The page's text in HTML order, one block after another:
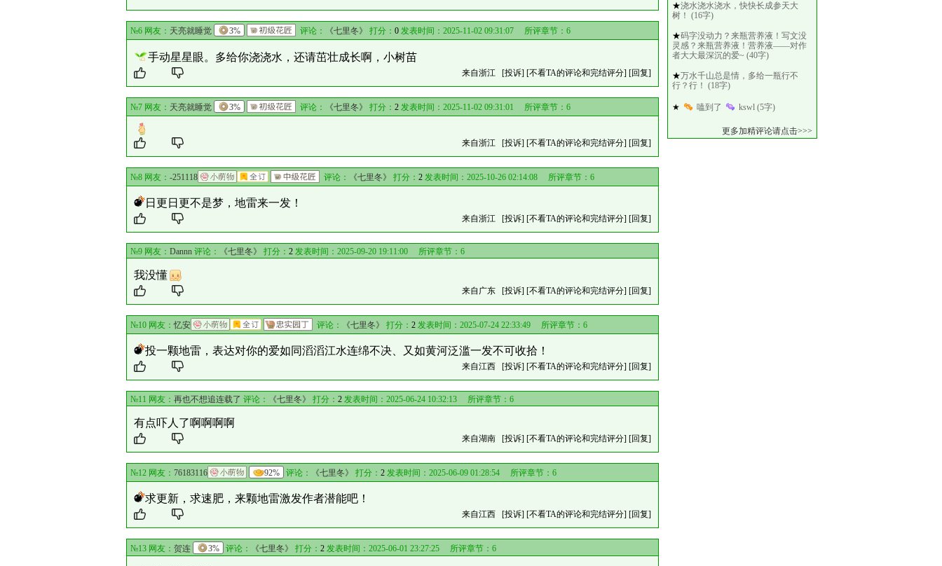
№6 网友： 天亮就睡觉 3% 评论： 《七里冬》 打分： 0发表时间：2025-11-02 09:31:07 所评章节： 6
手动星星眼。多给你浇浇水，还请茁壮成长啊，小树苗
来自浙江 [投诉] [不看TA的评论和完结评分] [回复]
№7 网友： 天亮就睡觉 3% 评论： 《七里冬》 打分： 2发表时间：2025-11-02 09:31:01 所评章节： 6
来自浙江 [投诉] [不看TA的评论和完结评分] [回复]
№8 网友： -251118 评论： 《七里冬》 打分： 2 发表时间：2025-10-26 02:14:08 所评章节： 6
日更日更不是梦，地雷来一发！
来自浙江 [投诉] [不看TA的评论和完结评分] [回复]
№9 网友： Dannn 评论： 《七里冬》 打分： 2 发表时间：2025-09-20 19:11:00 所评章节： 6
我没懂
来自广东 [投诉] [不看TA的评论和完结评分] [回复]
№10 网友：忆安 评论： 《七里冬》 打分： 2 发表时间：2025-07-24 22:33:49 所评章节： 6
投一颗地雷，表达对你的爱如同滔滔江水连绵不决、又如黄河泛滥一发不可收拾！
来自江西 [投诉] [不看TA的评论和完结评分] [回复]
№11 网友： 再也不想追连载了 评论： 《七里冬》 打分： 2 发表时间：2025-06-24 10:32:13 所评章节： 6
有点吓人了啊啊啊啊
来自湖南 [投诉] [不看TA的评论和完结评分] [回复]
№12 网友： 76183116 92% 评论： 《七里冬》 打分：2 发表时间：2025-06-09 01:28:54 所评章节：6
求更新，求速肥，来颗地雷激发作者潜能吧！
来自江西 [投诉] [不看TA的评论和完结评分] [回复]
№13 网友： 贺连 3% 评论： 《七里冬》 打分： 2 发表时间：2025-06-01 23:27:25 所评章节： 6
★浇水浇水浇水，快快长成参天大
树！ (16字)
★码字没动力？来瓶营养液！写文没
灵感？来瓶营养液！营养液——对作
者大大最深沉的爱~ (40字)
★万水千山总是情，多给一瓶行不
行？行！ (18字)
★ 嗑到了 kswl (5字)
更多加精评论请点击>>>